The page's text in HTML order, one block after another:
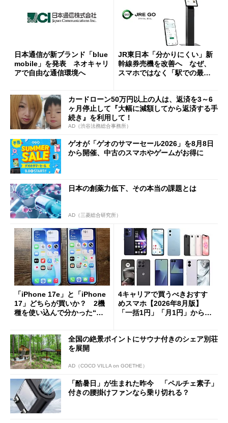
日本通信が新ブランド「blue
mobile」を発表 ネオキャリ
アで自由な通信環境へ
JR東日本「分かりにくい」新
幹線券売機を改善へ なぜ、
スマホではなく「駅での最短
カードローン50万円以上の人は、返済を3～6
ヶ月停止して『大幅に減額してから返済する手
続き』を利用して！
AD（渋谷法務総合事務所）
ゲオが「ゲオのサマーセール2026」を8月8日
から開催、中古のスマホやゲームがお得に
日本の創薬力低下、その本当の課題とは
AD（三菱総合研究所）
「iPhone 17e」と「iPhone
17」どちらが買いか？ 2機
種を使い込んで分かった“ス
4キャリアで買うべきおすす
めスマホ【2026年8月版】
「一括1円」「月1円」からお
全国の絶景ポイントにサウナ付きのシェア別荘
を展開
AD（COCO VILLA on GOETHE）
「酷暑日」が生まれた昨今 「ペルチェ素子」
付きの腰掛けファンなら乗り切れる？